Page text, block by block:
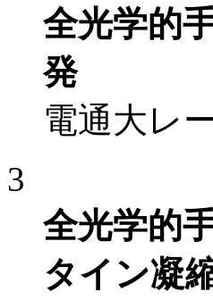
全光学的
発
電通大レ
3
全光学的
タイン凝